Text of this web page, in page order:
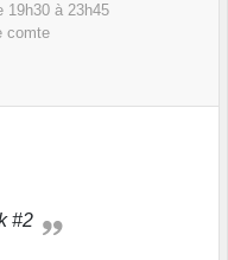
19h30 à 23h45
comte
#2